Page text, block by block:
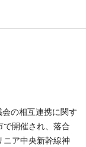
の相互連携に関す
で開催され、落合
ニア中央新幹線神